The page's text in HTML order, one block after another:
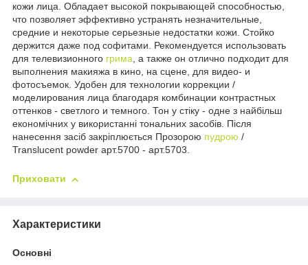
кожи лица. Обладает высокой покрывающей способностью,
что позволяет эффективно устранять незначительные,
средние и некоторые серьезные недостатки кожи. Стойко
держится даже под софитами. Рекомендуется использовать
для телевизионного грима, а также он отлично подходит для
выполнения макияжа в кино, на сцене, для видео- и
фотосъемок. Удобен для технологии коррекции /
моделирования лица благодаря комбинации контрастных
оттенков - светлого и темного. Тон у стіку - одне з найбільш
економічних у використанні тональних засобів. Після
нанесення засіб закріплюється Прозорою пудрою /
Translucent powder арт.5700 - арт.5703.
Приховати
Характеристики
Основні